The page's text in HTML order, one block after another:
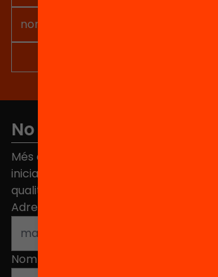
No et perdis res
Més de 40.000 persones ja han triat
iniciatives, propostes i projectes per
qualitat de l'educació a Catalunya.
Adreça electrònica
Nom